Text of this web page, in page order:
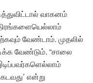
வாகனம்
வேண்டாம். முதலில்
வேண்டும். “சாலை
என்று